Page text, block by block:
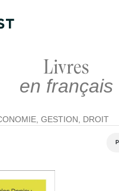
Livres
en français
GESTION, DROIT